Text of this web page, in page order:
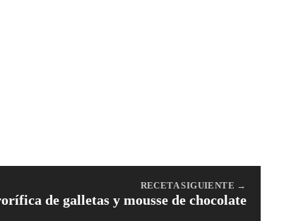
RECETA SIGUIENTE →
de galletas y mousse de chocolate